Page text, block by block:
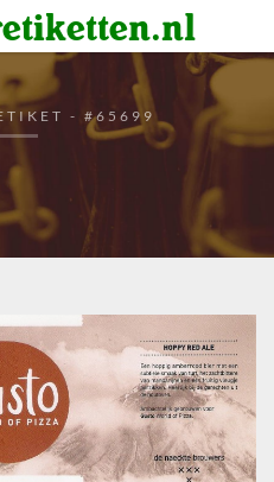
- #65699